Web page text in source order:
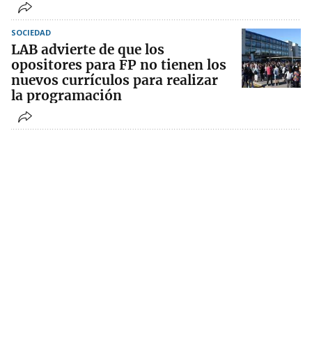
SOCIEDAD
LAB advierte de que los
opositores para FP no tienen los
nuevos currículos para realizar
la programación